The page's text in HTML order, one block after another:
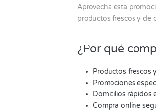
Aprovecha esta
productos frescos y de
¿Por qué
Productos frescos
Promociones
Domicilios rápidos
Compra online